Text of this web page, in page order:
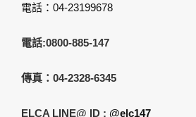
電話：04-23199678
電話:0800-885-147
傳真：04-2328-6345
ELCA LINE@ ID : @elc147